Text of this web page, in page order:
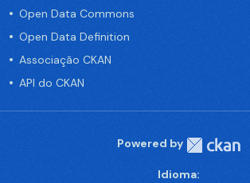
Open Data Commons
Open Data Definition
Associação CKAN
API do CKAN
Powered by
Idioma